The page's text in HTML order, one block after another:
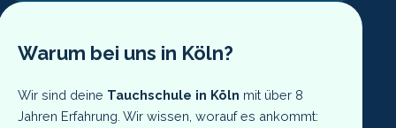
Warum bei uns in Köln?
Wir sind deine Tauchschule in Köln mit über 8
Jahren Erfahrung. Wir wissen, worauf es ankommt: